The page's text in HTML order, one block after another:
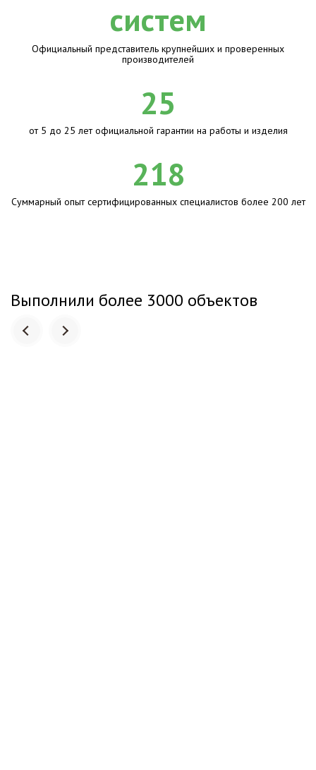
Официальный представитель крупнейших и проверенных
производителей
25
от 5 до 25 лет официальной гарантии на работы и изделия
218
Суммарный опыт сертифицированных специалистов более 200 лет
Выполнили более 3000 объектов